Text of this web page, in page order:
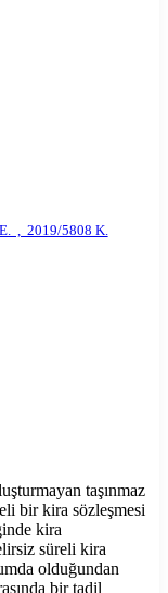
, 2019/5808 K.
taşınmaz
bir kira sözleşmesi
kira
süreli kira
olduğundan
bir tadil